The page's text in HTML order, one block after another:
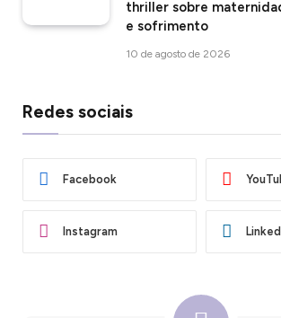
thriller sobre
e sofrimento
10 de agosto de 2026
Redes sociais
Facebook
Instagram